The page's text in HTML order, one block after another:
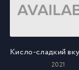
2021